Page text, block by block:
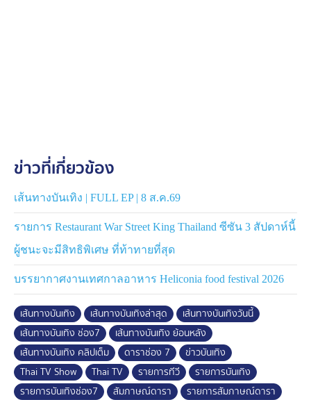
ข่าวที่เกี่ยวข้อง
เส้นทางบันเทิง | FULL EP | 8 ส.ค.69
รายการ Restaurant War Street King Thailand ซีซัน 3 สัปดาห์นี้
ผู้ชนะจะมีสิทธิพิเศษ ที่ท้าทายที่สุด
บรรยากาศงานเทศกาลอาหาร Heliconia food festival 2026
เส้นทางบันเทิง เส้นทางบันเทิงล่าสุด
เส้นทางบันเทิงวันนี้
เส้นทางบันเทิง ช่อง7
เส้นทางบันเทิง ย้อนหลัง
เส้นทางบันเทิง คลิปเต็ม
ดาราช่อง 7
ข่าวบันเทิง
Thai TV Show
Thai TV รายการทีวี
รายการบันเทิง
รายการบันเทิงช่อง7
สัมภาษณ์ดารา
รายการสัมภาษณ์ดารา